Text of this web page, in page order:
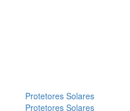
Protetores Solares
Protetores Solares